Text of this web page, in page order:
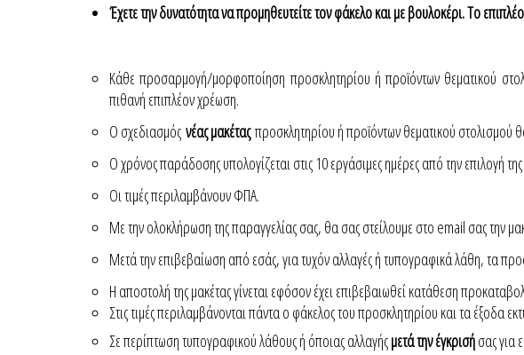
Έχετε την δυνατότητα να προμηθευτείτε τον φάκελο και με βουλοκέρι. Το
Κάθε προσαρμογή/μορφοποίηση προσκλητηρίου ή προϊόντων θεματικού
πιθανή επιπλέον χρέωση.
Ο σχεδιασμός νέας μακέταςπροσκλητηρίου ή προϊόντων θεματικού στολισμού
Ο χρόνος παράδοσης υπολογίζεται στις 10 εργάσιμες ημέρες από την επιλογή
Οι τιμές περιλαμβάνουν ΦΠΑ.
Με την ολοκλήρωση της παραγγελίας σας, θα σας στείλουμε στο email σας την
Μετά την επιβεβαίωση από εσάς, για τυχόν αλλαγές ή τυπογραφικά λάθη, τα
Η αποστολή της μακέτας γίνεται εφόσον έχει επιβεβαιωθεί κατάθεση
Στις τιμές περιλαμβάνονται πάντα ο φάκελος του προσκλητηρίου και τα έξοδα
Σε περίπτωση τυπογραφικού λάθους ή όποιας αλλαγήςμετά την έγκρισήσας για